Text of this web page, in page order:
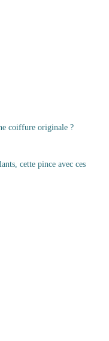
coiffure originale ?
cette pince avec ces